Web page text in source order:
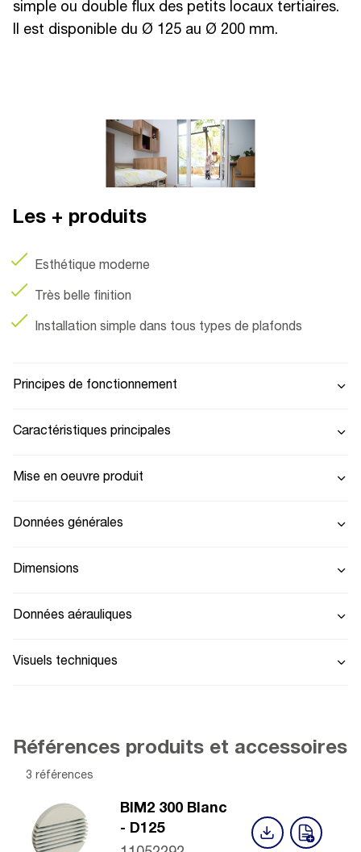
simple ou double flux des petits locaux tertiaires.
Il est disponible du Ø 125 au Ø 200 mm.
Les + produits
Esthétique moderne
Très belle finition
Installation simple dans tous types de plafonds
Principes de fonctionnement
Caractéristiques principales
Mise en oeuvre produit
Données générales
Dimensions
Données aérauliques
Visuels techniques
Références produits et accessoires
3 références
BIM2 300 Blanc
- D125